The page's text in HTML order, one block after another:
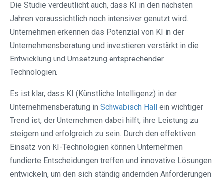
Die Studie verdeutlicht auch, dass KI in den nächsten
Jahren voraussichtlich noch intensiver genutzt wird.
Unternehmen erkennen das Potenzial von KI in der
Unternehmensberatung und investieren verstärkt in die
Entwicklung und Umsetzung entsprechender
Technologien.
Es ist klar, dass KI (Künstliche Intelligenz) in der
Unternehmensberatung in Schwäbisch Hall ein wichtiger
Trend ist, der Unternehmen dabei hilft, ihre Leistung zu
steigern und erfolgreich zu sein. Durch den effektiven
Einsatz von KI-Technologien können Unternehmen
fundierte Entscheidungen treffen und innovative Lösungen
entwickeln, um den sich ständig ändernden Anforderungen